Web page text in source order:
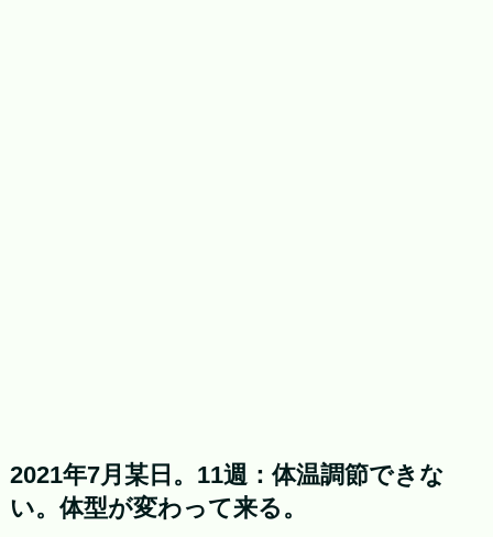
2021年7月某日。11週：体温調節できな
い。体型が変わって来る。